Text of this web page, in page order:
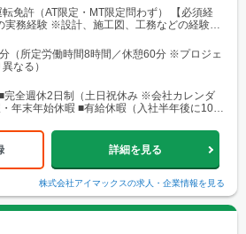
ーステートメナー1055 └アクセス：京王線
5分 ※東京都を中心とした首都圏のほか、栃
・山梨・千葉・神奈川などに関東圏内の現
宮城商事ビル4F ※宮城県エリアのほか、青
などに現場あり ■北日本支店 札幌
ルムビル1F └アクセス：地下鉄「北12条
幌駅」徒歩9分 ※札幌を中心とした道央圏の
関西支店 神戸営業所 兵庫県神戸市中央区
8階 └アクセス：「三宮・花時計前駅」から徒
ら徒歩8分 ※関西、近畿圏を中心としたエリ
九州・四国・中国）にも現場あり。 ■関
阪府大阪市北区梅田1-1-3-500 大阪駅前第3ビ
：阪急電鉄「大阪梅田駅」、御堂筋線「梅田
よりアクセス良好 ※関西、近畿圏を中心とし
・北陸エリアにも現場あり。
免許（AT限定・MT限定問わず） 【必須経
実務経験 ※設計、施工図、工務などの経験を
（所定労働時間8時間／休憩60分 ※プロジェ
なる）
完全週休2日制（土日祝休み ※会社カレンダ
年末年始休暇 ■有給休暇（入社半年後に10日
詳細を見る
株式会社アイマックスの求人・企業情報を見る